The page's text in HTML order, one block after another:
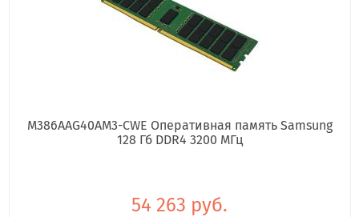
M386AAG40AM3-CWE Оперативная память Samsung
128 Гб DDR4 3200 МГц
54 263 руб.